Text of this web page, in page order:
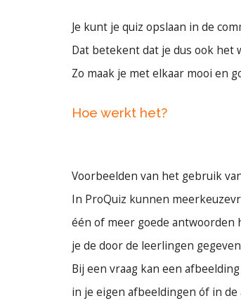
Je kunt je quiz opslaan in de
Dat betekent dat je dus ook het
Zo maak je met elkaar mooi en
Hoe werkt het?
Voorbeelden van het gebruik
In ProQuiz kunnen
één of meer goede antwoorden
je de door de leerlingen
Bij een vraag kan een
in je eigen afbeeldingen óf in